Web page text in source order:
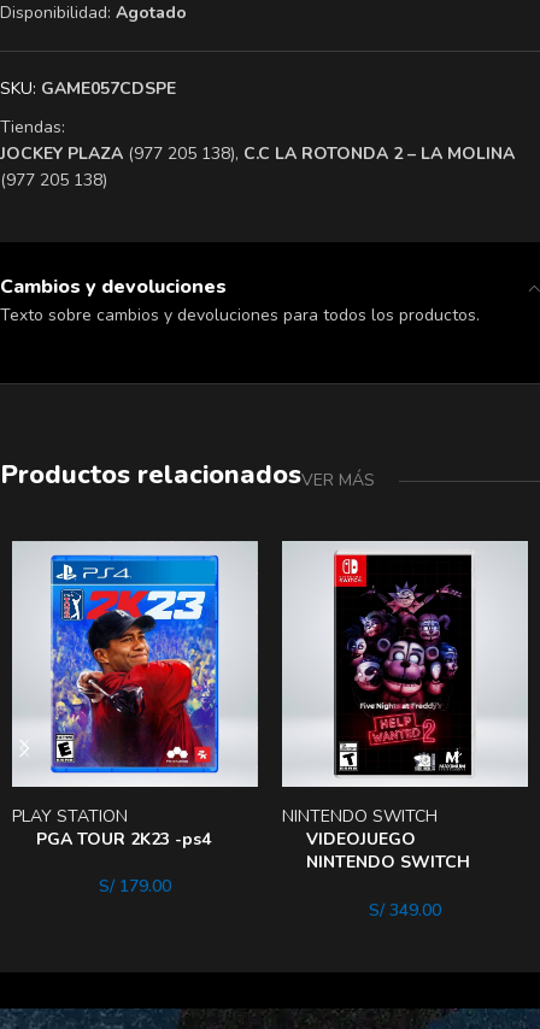
Disponibilidad: Agotado
SKU: GAME057CDSPE
Tiendas:
​JOCKEY PLAZA (977 205 138), ​C.C LA ROTONDA 2 – LA MOLINA
(977 205 138)
Cambios y devoluciones
Texto sobre cambios y devoluciones para todos los productos.
Productos relacionadosVER MÁS
PGA TOUR 2K23 -ps4
PLAY STATION
S/179.00
VIDEOJUEGO
NINTENDO SWITCH
FREDDY´S HELP
NINTENDO SWITCH
S/349.00